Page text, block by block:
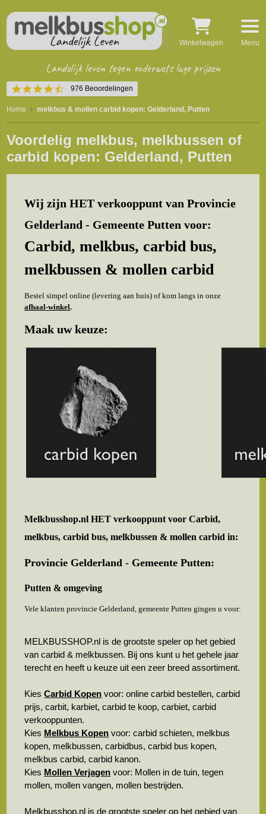
4.5
star
rating
976 Beoordelingen
Landelijk leven tegen ouderwets lage prijzen
Winkelwagen Menu
Home melkbus & mollen carbid kopen: Gelderland, Putten
Voordelig melkbus, melkbussen of
carbid kopen: Gelderland, Putten
Wij zijn HET verkooppunt van Provincie
Gelderland - Gemeente Putten voor:
Carbid, melkbus, carbid bus,
melkbussen & mollen carbid
Bestel simpel online (levering aan huis) of kom langs in onze
afhaal-winkel.
Maak uw keuze:
Melkbusshop.nl HET verkooppunt voorCarbid,
melkbus, carbid bus, melkbussen & mollen carbid in:
Provincie Gelderland - Gemeente Putten:
Putten & omgeving
Vele klanten provincie Gelderland, gemeente Putten gingen u voor:
MELKBUSSHOP.nl is de grootste speler op het gebied
van carbid & melkbussen. Bij ons kunt u het gehele jaar
terecht en heeft u keuze uit een zeer breed assortiment.
KiesCarbid Kopen voor: online carbid bestellen, carbid
prijs, carbit, karbiet, carbid te koop, carbiet, carbid
verkooppunten.
Kies Melkbus Kopen voor: carbid schieten, melkbus
kopen, melkbussen, carbidbus, carbid bus kopen,
melkbus carbid, carbid kanon.
Kies Mollen Verjagen voor: Mollen in de tuin, tegen
mollen, mollen vangen, mollen bestrijden.
Melkbusshop.nl is de grootste speler op het gebied van